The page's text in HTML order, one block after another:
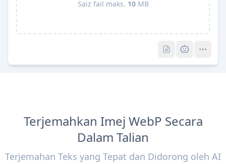
Saiz fail maks. 10MB
Terjemahkan Imej WebP Secara
Dalam Talian
Terjemahan Teks yang Tepat dan Didorong oleh AI